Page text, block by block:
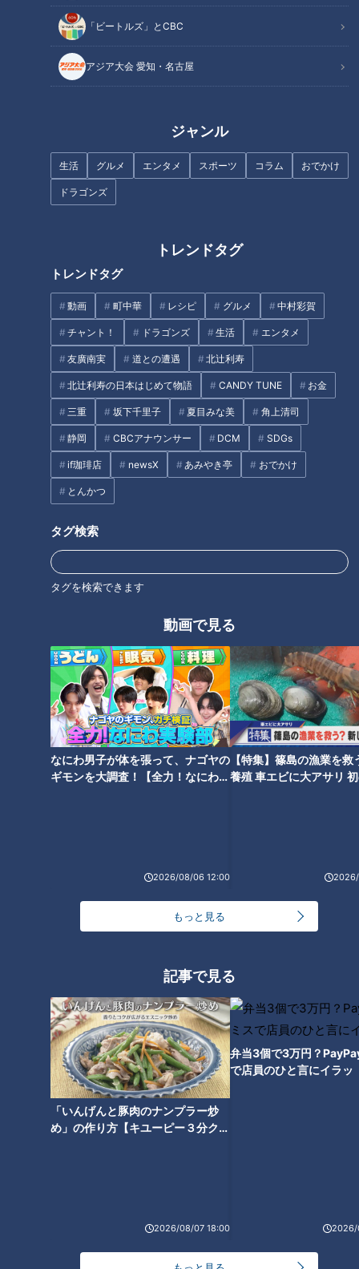
「ビートルズ」とCBC
アジア大会 愛知・名古屋
ジャンル
生活 グルメ エンタメ スポーツ コラム おでかけ
ドラゴンズ
トレンドタグ
トレンドタグ
動画 町中華 レシピ グルメ 中村彩賀
チャント！ ドラゴンズ 生活 エンタメ
友廣南実 道との遭遇 北辻利寿
北辻利寿の日本はじめて物語 CANDY TUNE お金
三重 坂下千里子 夏目みな美 角上清司
静岡 CBCアナウンサー DCM SDGs
if珈琲店 newsX あみやき亭 おでかけ
とんかつ
タグ検索
タグを検索できます
動画で見る
なにわ男子が体を張って、ナゴヤの
ギモンを大調査！【全力！なにわ実
2026/08/06 12:00
【特集】篠島の漁業を救
養殖 車エビに大アサリ
もっと見る
記事で見る
「いんげんと豚肉のナンプラー炒
め」の作り方【キユーピー３分クッ
2026/08/07 18:00
弁当3個で3万円？
で店員のひと言にイラッ
2026/
“はみ出る海鮮丼”がお値打ちす
ぎる！？日替わりパンが食べ放
題の店も 愛知県名古屋市のお値
打ちグルメを調査
で楽しめる“極上の一杯”とは
麺が主役の“TKM”！？東海初出
店の純とんこつラーメンも！東
今がチャンス！高級魚「キン
キ」が値下がり中！
地元民が大絶賛！？三重県桑名
市の隠れた名店『新城』で味わ
う木曽三川うなぎのひつまぶし
加藤愛が愛されフードを徹底調
査
エンタメ 7ORDER 地名しりとり 長妻怜央
オススメ関連コンテンツ
地名しりとりの旅、ついに3つ
のゴールの1か所目を達成！？
「が」の地名で喜び爆発！
東海3県へ近づけるのか！？群
馬県の「草津温泉」で地名しり
とり旅の疲れをリフレッシュ
ールなるか
7ORDER長妻怜央の地名しりと
りがスタート！ 約20年前に挑戦
したワッキーもサプライズ登
ランキング